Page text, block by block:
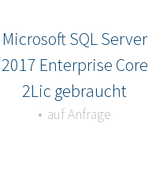
Microsoft SQL Server
2017 Enterprise Core
2Lic gebraucht
auf Anfrage